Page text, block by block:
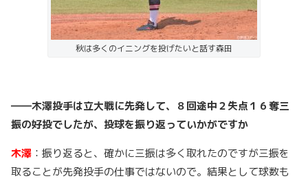
秋は多くのイニングを投げたいと話す森田
――木澤投手は立大戦に先発して、８回途中２失点１６奪三
振の好投でしたが、投球を振り返っていかがですか
木澤 ：振り返ると、確かに三振は多く取れたのですが三振を
取ることが先発投手の仕事ではないので。結果として球数も